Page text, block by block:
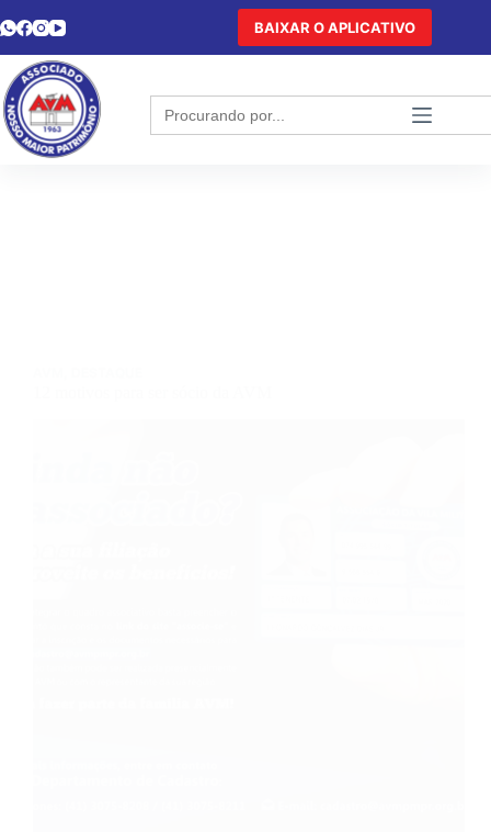
BAIXAR O APLICATIVO
Search
for: